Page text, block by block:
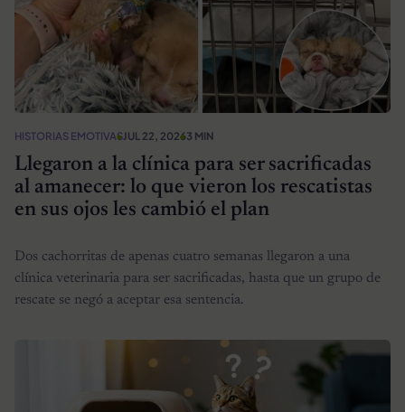
HISTORIAS EMOTIVASJUL 22, 20263 MIN
Llegaron a la clínica para ser sacrificadas
al amanecer: lo que vieron los rescatistas
en sus ojos les cambió el plan
Dos cachorritas de apenas cuatro semanas llegaron a una
clínica veterinaria para ser sacrificadas, hasta que un grupo de
rescate se negó a aceptar esa sentencia.